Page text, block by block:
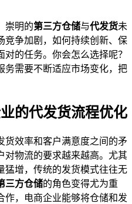
崇明的第三方仓储与代发货未
竞争加剧，如何持续创新、保
的任务。你会怎么选择呢？
务需要不断适应市场变化，把
的代发货流程优化
货效率和客户满意度之间的矛
对物流的要求越来越高。尤其
猛增，传统的发货模式往往无
三方仓储的角色变得尤为重
作，电商企业能够将仓储和发